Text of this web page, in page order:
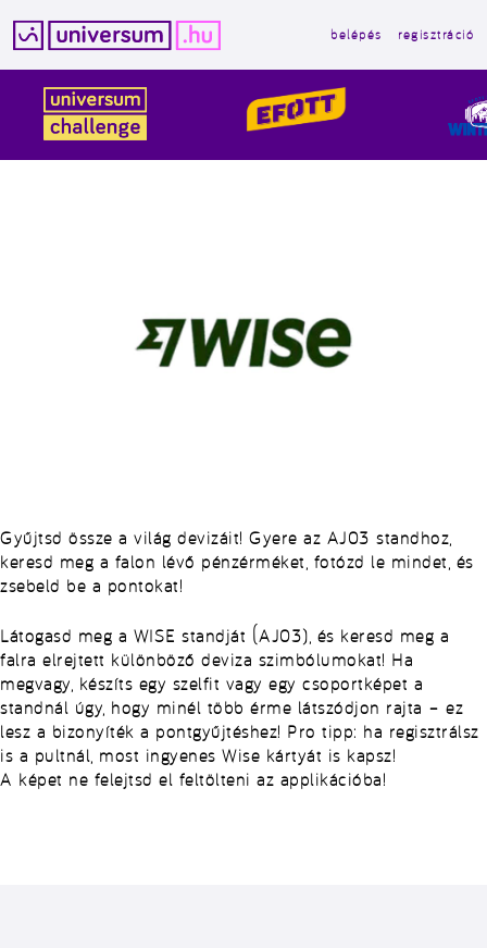
tartalomba
belépés regisztráció
Gyűjtsd össze a világ devizáit! Gyere az AJ03 standhoz,
keresd meg a falon lévő pénzérméket, fotózd le mindet, és
zsebeld be a pontokat!
Látogasd meg a WISE standját (AJ03), és keresd meg a
falra elrejtett különböző deviza szimbólumokat! Ha
megvagy, készíts egy szelfit vagy egy csoportképet a
standnál úgy, hogy minél több érme látszódjon rajta – ez
lesz a bizonyíték a pontgyűjtéshez! Pro tipp: ha regisztrálsz
is a pultnál, most ingyenes Wise kártyát is kapsz!
A képet ne felejtsd el feltölteni az applikációba!